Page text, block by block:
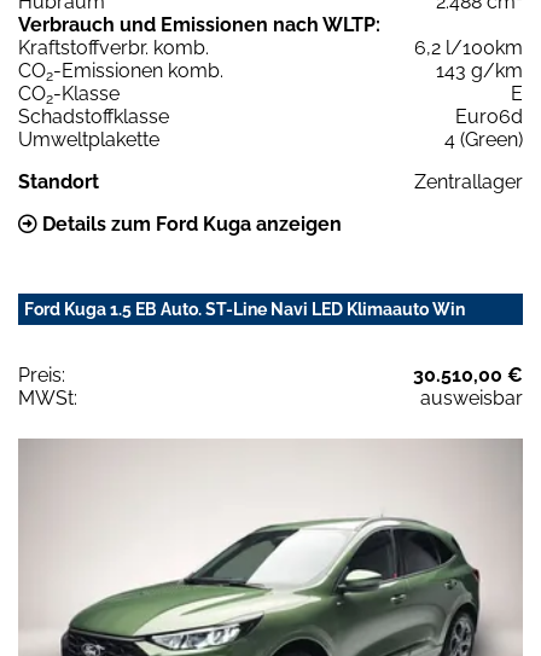
Verbrauch und Emissionen nach WLTP:
Kraftstoffverbr. komb.
6,2 l/100km
CO2-Emissionen komb.
143 g/km
CO2-Klasse
E
Schadstoffklasse
Euro6d
Umweltplakette
4 (Green)
Standort
Zentrallager
Details zum Ford Kuga anzeigen
Ford Kuga 1.5 EB Auto. ST-Line Navi LED Klimaauto Win
Preis:
30.510,00 €
MWSt:
ausweisbar